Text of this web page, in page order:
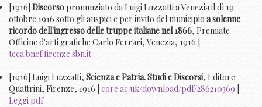
[1916] Discorsopronunziato da Luigi Luzzatti a Venezia il dì 19
ottobre 1916 sotto gli auspici e per invito del municipio a solenne
ricordo dell'ingresso delle truppe italiane nel 1866, Premiate
Officine d'arti grafiche Carlo Ferrari, Venezia, 1916 |
teca.bncf.firenze.sbn.it
[1916] Luigi Luzzatti, Scienza e Patria. Studi e Discorsi, Editore
Quattrini, Firenze, 1916 | core.ac.uk/download/pdf/286210369
Leggi pdf